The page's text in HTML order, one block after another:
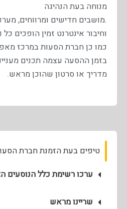
מנוחה בעת הנהיגה
.מושבים חדישים ומרווחים,
וחיבור אינטרנט זמין הופכים כל
כמו כן חברת הסעות במרכז
בזמן ההסעה עצמה תכנים
מדריך או סרטון שהוכן מראש.
טיפים בעת הזמנת חברת
ערכו רשימת כלל הנוסעים
שריינו מראש